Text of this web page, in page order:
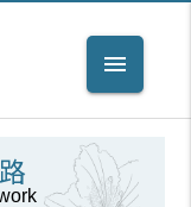
menu